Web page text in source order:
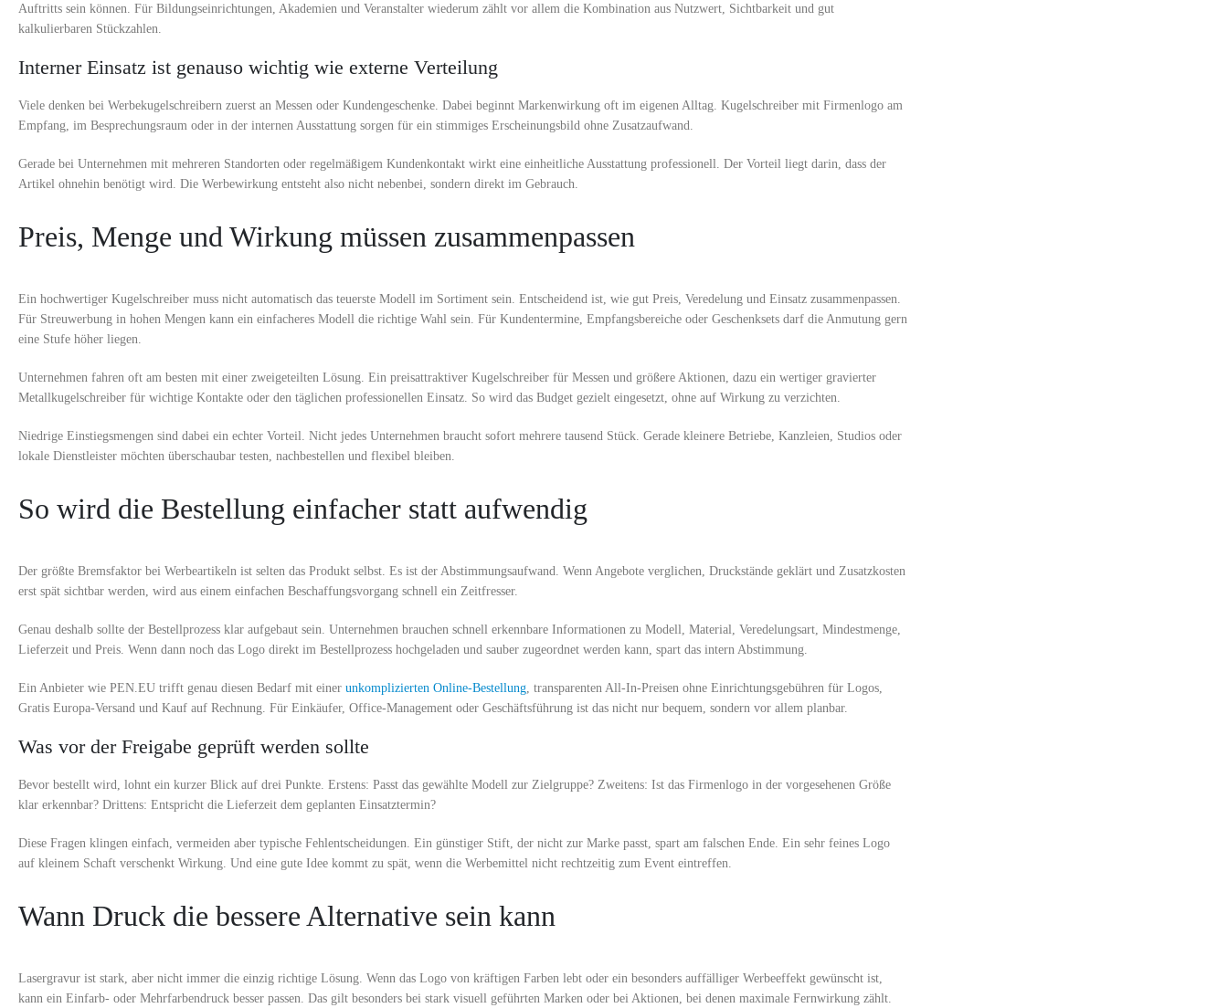
Auftritts sein können. Für Bildungseinrichtungen, Akademien und Veranstalter wiederum zählt vor allem die Kombination aus Nutzwert, Sichtbarkeit und gut
kalkulierbaren Stückzahlen.
Interner Einsatz ist genauso wichtig wie externe Verteilung
Viele denken bei Werbekugelschreibern zuerst an Messen oder Kundengeschenke. Dabei beginnt Markenwirkung oft im eigenen Alltag. Kugelschreiber mit Firmenlogo am
Empfang, im Besprechungsraum oder in der internen Ausstattung sorgen für ein stimmiges Erscheinungsbild ohne Zusatzaufwand.
Gerade bei Unternehmen mit mehreren Standorten oder regelmäßigem Kundenkontakt wirkt eine einheitliche Ausstattung professionell. Der Vorteil liegt darin, dass der
Artikel ohnehin benötigt wird. Die Werbewirkung entsteht also nicht nebenbei, sondern direkt im Gebrauch.
Preis, Menge und Wirkung müssen zusammenpassen
Ein hochwertiger Kugelschreiber muss nicht automatisch das teuerste Modell im Sortiment sein. Entscheidend ist, wie gut Preis, Veredelung und Einsatz zusammenpassen.
Für Streuwerbung in hohen Mengen kann ein einfacheres Modell die richtige Wahl sein. Für Kundentermine, Empfangsbereiche oder Geschenksets darf die Anmutung gern
eine Stufe höher liegen.
Unternehmen fahren oft am besten mit einer zweigeteilten Lösung. Ein preisattraktiver Kugelschreiber für Messen und größere Aktionen, dazu ein wertiger gravierter
Metallkugelschreiber für wichtige Kontakte oder den täglichen professionellen Einsatz. So wird das Budget gezielt eingesetzt, ohne auf Wirkung zu verzichten.
Niedrige Einstiegsmengen sind dabei ein echter Vorteil. Nicht jedes Unternehmen braucht sofort mehrere tausend Stück. Gerade kleinere Betriebe, Kanzleien, Studios oder
lokale Dienstleister möchten überschaubar testen, nachbestellen und flexibel bleiben.
So wird die Bestellung einfacher statt aufwendig
Der größte Bremsfaktor bei Werbeartikeln ist selten das Produkt selbst. Es ist der Abstimmungsaufwand. Wenn Angebote verglichen, Druckstände geklärt und Zusatzkosten
erst spät sichtbar werden, wird aus einem einfachen Beschaffungsvorgang schnell ein Zeitfresser.
Genau deshalb sollte der Bestellprozess klar aufgebaut sein. Unternehmen brauchen schnell erkennbare Informationen zu Modell, Material, Veredelungsart, Mindestmenge,
Lieferzeit und Preis. Wenn dann noch das Logo direkt im Bestellprozess hochgeladen und sauber zugeordnet werden kann, spart das intern Abstimmung.
Ein Anbieter wie PEN.EU trifft genau diesen Bedarf mit einer unkomplizierten Online-Bestellung , transparenten All-In-Preisen ohne Einrichtungsgebühren für Logos,
Gratis Europa-Versand und Kauf auf Rechnung. Für Einkäufer, Office-Management oder Geschäftsführung ist das nicht nur bequem, sondern vor allem planbar.
Was vor der Freigabe geprüft werden sollte
Bevor bestellt wird, lohnt ein kurzer Blick auf drei Punkte. Erstens: Passt das gewählte Modell zur Zielgruppe? Zweitens: Ist das Firmenlogo in der vorgesehenen Größe
klar erkennbar? Drittens: Entspricht die Lieferzeit dem geplanten Einsatztermin?
Diese Fragen klingen einfach, vermeiden aber typische Fehlentscheidungen. Ein günstiger Stift, der nicht zur Marke passt, spart am falschen Ende. Ein sehr feines Logo
auf kleinem Schaft verschenkt Wirkung. Und eine gute Idee kommt zu spät, wenn die Werbemittel nicht rechtzeitig zum Event eintreffen.
Wann Druck die bessere Alternative sein kann
Lasergravur ist stark, aber nicht immer die einzig richtige Lösung. Wenn das Logo von kräftigen Farben lebt oder ein besonders auffälliger Werbeeffekt gewünscht ist,
kann ein Einfarb- oder Mehrfarbendruck besser passen. Das gilt besonders bei stark visuell geführten Marken oder bei Aktionen, bei denen maximale Fernwirkung zählt.